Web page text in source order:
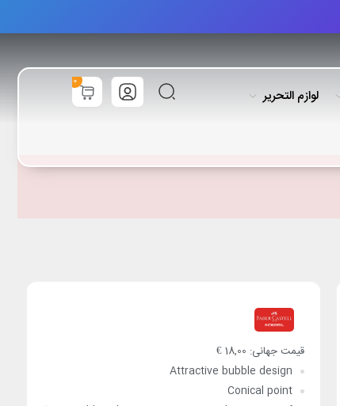
لوازم التحریر
0
قیمت جهانی: 18,00 €
Attractive bubble design
Conical point